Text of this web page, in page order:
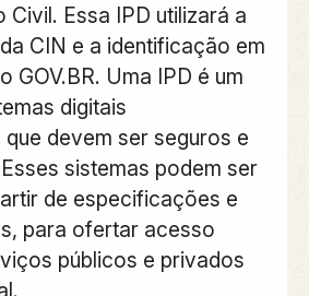
Civil. Essa IPD utilizará a
CIN e a identificação em
GOV.BR. Uma IPD é um
digitais
devem ser seguros e
sistemas podem ser
de especificações e
para ofertar acesso
públicos e privados